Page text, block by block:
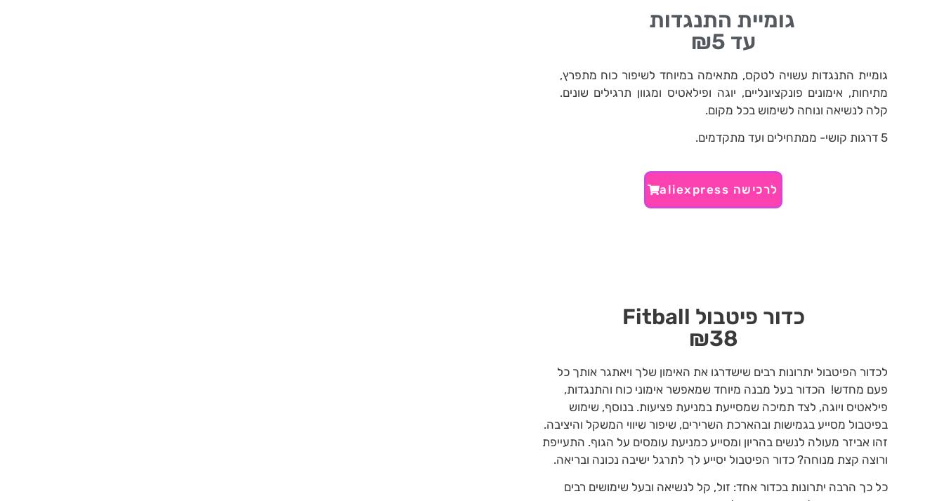
גומיית התנגדות
עד ₪5
גומיית התנגדות עשויה לטקס, מתאימה במיוחד לשיפור כוח מתפרץ,
מתיחות, אימונים פונקציונליים, יוגה ופילאטיס ומגוון תרגילים שונים.
קלה לנשיאה ונוחה לשימוש בכל מקום.
5 דרגות קושי- ממתחילים ועד מתקדמים.
לרכישה aliexpress
כדור פיטבול Fitball
₪38
לכדור הפיטבול יתרונות רבים שישדרגו את האימון שלך ויאתגר אותך כל
פעם מחדש! הכדור בעל מבנה מיוחד שמאפשר אימוני כוח והתנגדות,
פילאטיס ויוגה, לצד תמיכה שמסייעת במניעת פציעות. בנוסף, שימוש
בפיטבול מסייע בגמישות ובהארכת השרירים, שיפור שיווי המשקל והיציבה.
זהו אביזר מעולה לנשים בהריון ומסייע כמניעת עומסים על הגוף. התעייפת
ורוצה קצת מנוחה? כדור הפיטבול יסייע לך לתרגל ישיבה נכונה ובריאה.
כל כך הרבה יתרונות בכדור אחד: זול, קל לנשיאה ובעל שימושים רבים